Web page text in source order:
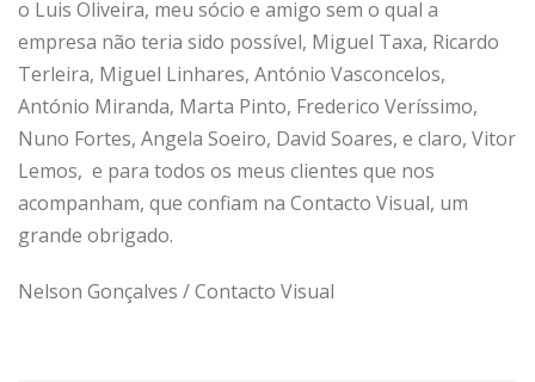
o Luis Oliveira, meu sócio e amigo sem o qual a
empresa não teria sido possível, Miguel Taxa, Ricardo
Terleira, Miguel Linhares, António Vasconcelos,
António Miranda, Marta Pinto, Frederico Veríssimo,
Nuno Fortes, Angela Soeiro, David Soares, e claro, Vitor
Lemos, e para todos os meus clientes que nos
acompanham, que confiam na Contacto Visual, um
grande obrigado.
Nelson Gonçalves / Contacto Visual